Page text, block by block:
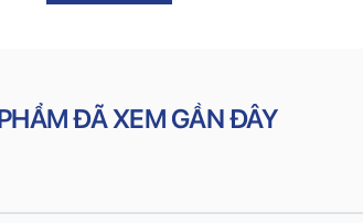
ĐÃ XEM GẦN ĐÂY